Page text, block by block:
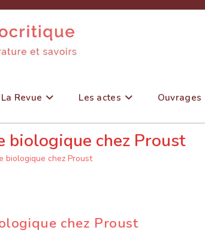
La Revue Les actes Ouvrages
biologique chez Proust
biologique chez Proust
chez Proust